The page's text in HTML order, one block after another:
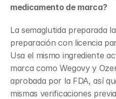
medicamento de marca?
La semaglutida preparada
preparación con licencia
Usa el mismo ingrediente
marca como Wegovy y
aprobada por la FDA, así
mismas verificaciones